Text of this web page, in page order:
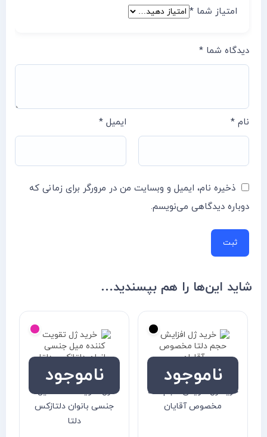
امتیاز شما *
دیدگاه شما *
نام * ایمیل*
ذخیره نام، ایمیل و وبسایت من در مرورگر برای زمانی که
دوباره دیدگاهی می‌نویسم.
شاید این‌ها را هم بپسندید…
ناموجود
خرید ژل افزایش حجم دلتا
مخصوص آقایان
ناموجود
ژل تقویت کننده میل
جنسی بانوان دلتازکس
دلتا